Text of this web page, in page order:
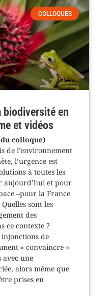
COLLOQUES
biodiversité en
et vidéos
colloque)
de l’environnement
l’urgence est
à toutes les
aujourd’hui et pour
–pour la France
sont les
des
ce contexte ?
de
« convaincre »
avec une
alors même que
prises en